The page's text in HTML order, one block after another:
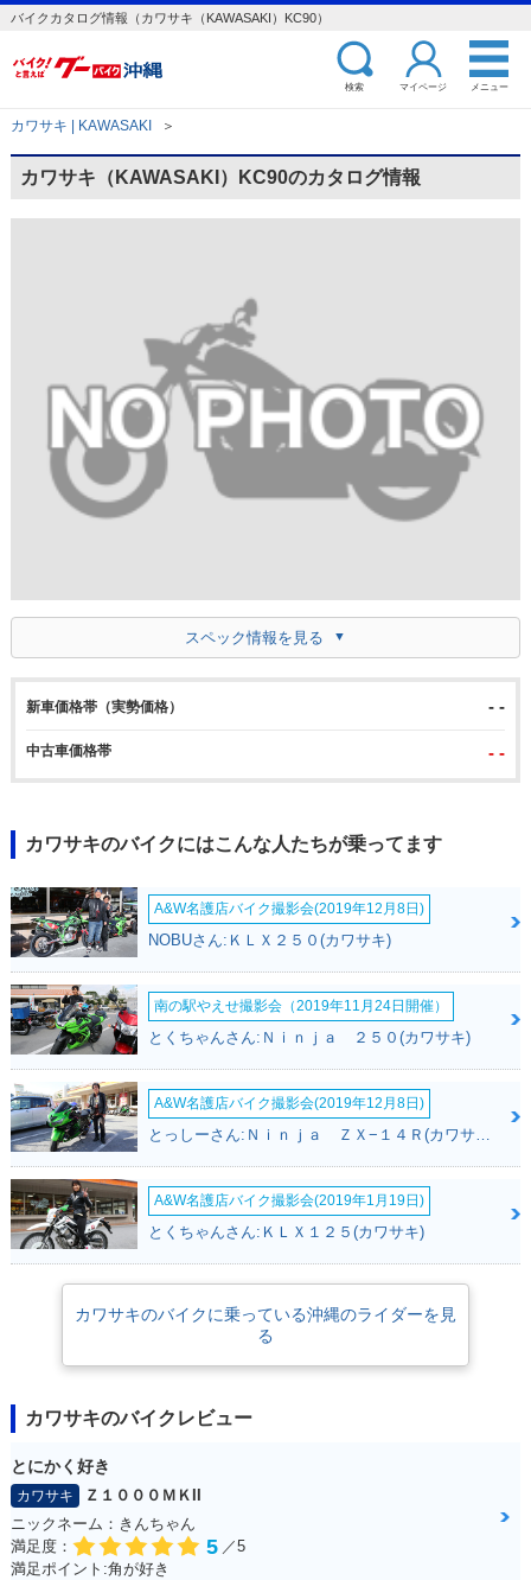
バイクカタログ情報（カワサキ（KAWASAKI）KC90）
検索 マイページ メニュー
カワサキ | KAWASAKI ＞
カワサキ（KAWASAKI）KC90のカタログ情報
スペック情報を見る
新車価格帯（実勢価格） - -
中古車価格帯 - -
カワサキのバイクにはこんな人たちが乗ってます
A&W名護店バイク撮影会(2019年12月8日)
NOBUさん:ＫＬＸ２５０(カワサキ)
南の駅やえせ撮影会（2019年11月24日開催）
とくちゃんさん:Ｎｉｎｊａ ２５０(カワサキ)
A&W名護店バイク撮影会(2019年12月8日)
A&W名護店バイク撮影会(2019年1月19日)
とくちゃんさん:ＫＬＸ１２５(カワサキ)
カワサキのバイクに乗っている沖縄のライダーを見
る
カワサキのバイクレビュー
とにかく好き
カワサキ
Ｚ１０００ＭＫII
ニックネーム：きんちゃん
満足度：
5 ／5
満足ポイント:角が好き